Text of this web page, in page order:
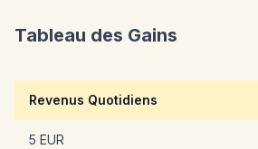
Tableau des Gains
Revenus Quotidiens
5 EUR